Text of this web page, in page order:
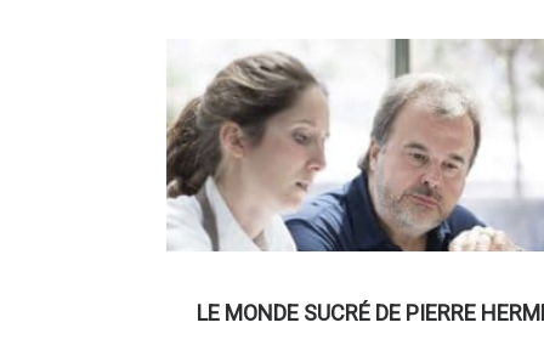
LE MONDE SUCRÉ DE PIERRE